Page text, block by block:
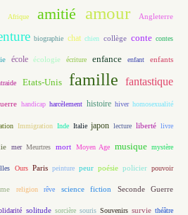
Afrique amitié amour Angleterre
biographie chat chien collège conte contes
école écologie écriture enfance enfant enfants
Etats-Unis famille fantastique
handicap harcèlement histoire hiver homosexualité
Immigration Inde Italie japon lecture liberté livre
mer Meurtres mort Moyen Age musique mystère
Ours Paris peinture peur poésie policier pouvoir
religion rêve science fiction Seconde Guerre
solitude sorcière souris Souvenirs survie théâtre